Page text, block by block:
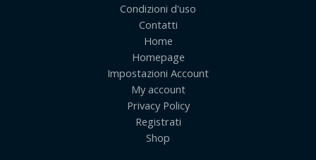
Condizioni d'uso
Contatti
Home
Homepage
Impostazioni Account
My account
Privacy Policy
Registrati
Shop